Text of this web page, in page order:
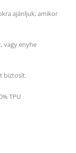
ajánljuk, amikor
vagy enyhe
biztosít.
TPU